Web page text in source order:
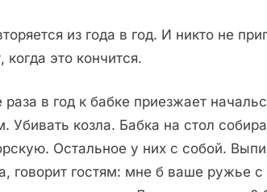
из года в год. И никто не
когда это кончится.
раза в год к бабке приезжает
Убивать козла. Бабка на стол
Остальное у них с собой.
говорит гостям: мне б ваше ружье